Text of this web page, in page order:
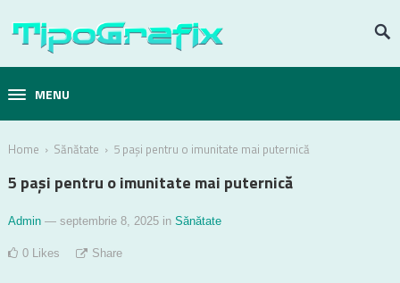
MENU
Home › Sănătate › 5 pași pentru o imunitate mai puternică
5 pași pentru o imunitate mai puternică
Admin — septembrie 8, 2025 in Sănătate
0 Likes Share